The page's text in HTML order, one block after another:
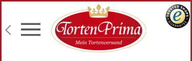
Konditor-Qualität
Torten mit Wunschtext
Lieferung an Wunschadresse